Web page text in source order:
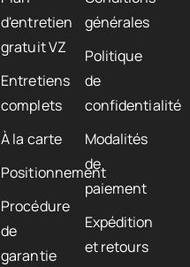
d'entretien
gratuit VZ
Entretiens
complets
À la carte
Positionnement
Procédure
de
garantie
générales
Politique
de
confidentialité
Modalités
de
paiement
Expédition
et retours